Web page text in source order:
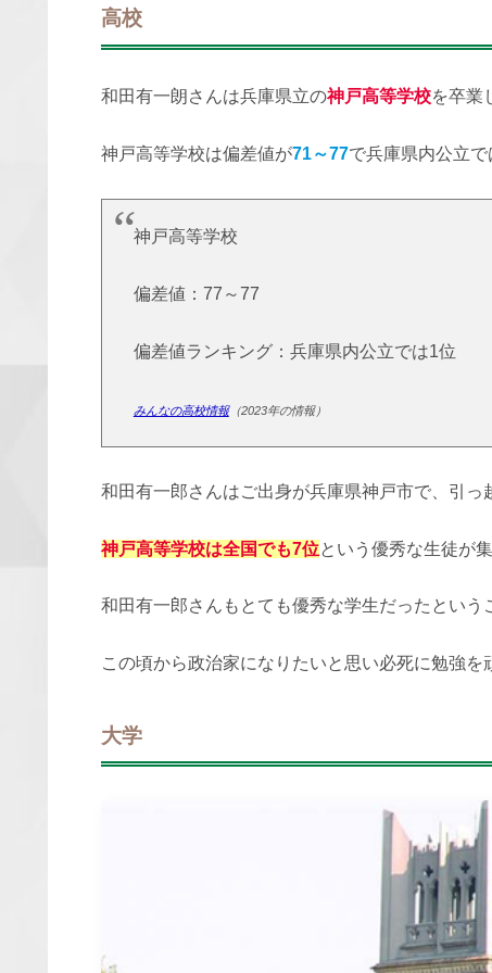
高校
和田有一朗さんは兵庫県立の神戸高等学校を卒業
神戸高等学校は偏差値が71～77で兵庫県内公立で
神戸高等学校
偏差値：77～77
偏差値ランキング：兵庫県内公立では1位
みんなの高校情報（2023年の情報）
和田有一郎さんはご出身が兵庫県神戸市で、引っ
神戸高等学校は全国でも7位という優秀な生徒が
和田有一郎さんもとても優秀な学生だったという
この頃から政治家になりたいと思い必死に勉強を
大学